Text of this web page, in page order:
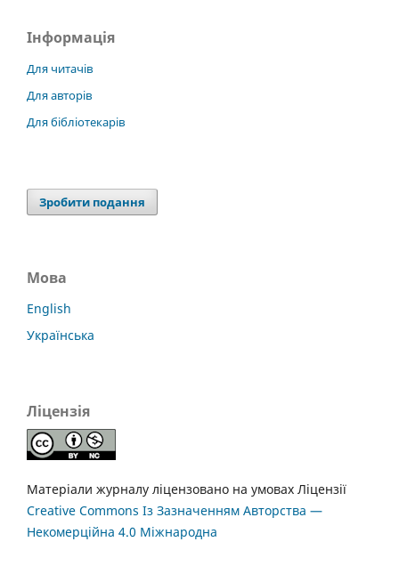
Інформація
Для читачів
Для авторів
Для бібліотекарів
Зробити подання
Мова
English
Українська
Ліцензія
Матеріали журналу ліцензовано на умовах Ліцензії
Creative Commons Із Зазначенням Авторства —
Некомерційна 4.0 Міжнародна